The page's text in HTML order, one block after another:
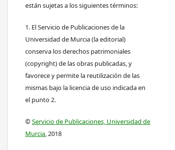
están sujetas a los siguientes términos:
1. El Servicio de Publicaciones de la
Universidad de Murcia (la editorial)
conserva los derechos patrimoniales
(copyright) de las obras publicadas, y
favorece y permite la reutilización de las
mismas bajo la licencia de uso indicada en
el punto 2.
©Servicio de Publicaciones, Universidad de
Murcia, 2018